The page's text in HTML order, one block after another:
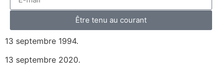
Être tenu au courant
13 septembre 1994.
13 septembre 2020.